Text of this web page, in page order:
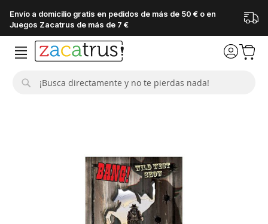
Envío a domicilio gratis en pedidos de más de 50 € o en
Juegos Zacatrus de más de 7 €